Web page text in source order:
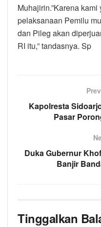
Muhajirin.”Karena
pelaksanaan Pemilu
dan Pileg akan
RI itu,” tandasnya. Sp
Kapolresta
Pasar
Duka Gubernur
Banjir
Tinggalkan